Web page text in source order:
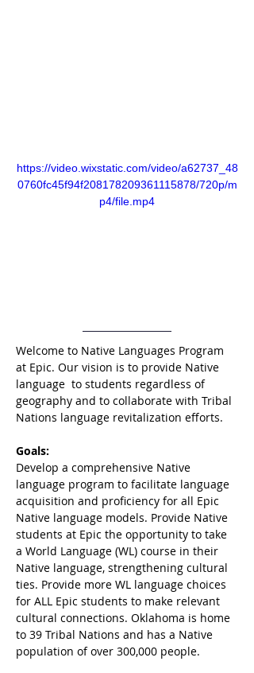
https://video.wixstatic.com/video/a62737_48
0760fc45f94f208178209361115878/720p/m
p4/file.mp4
Welcome to Native Languages Program
at Epic. Our vision is to provide Native
language  to students regardless of
geography and to collaborate with Tribal
Nations language revitalization efforts.
Goals:
Develop a comprehensive Native
language program to facilitate language
acquisition and proficiency for all Epic
Native language models. Provide Native
students at Epic the opportunity to take
a World Language (WL) course in their
Native language, strengthening cultural
ties. Provide more WL language choices
for ALL Epic students to make relevant
cultural connections. Oklahoma is home
to 39 Tribal Nations and has a Native
population of over 300,000 people.